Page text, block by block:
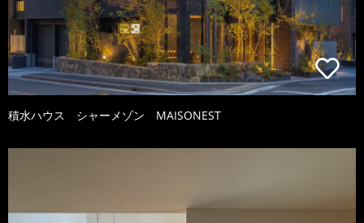
積水ハウス シャーメゾン MAISONEST